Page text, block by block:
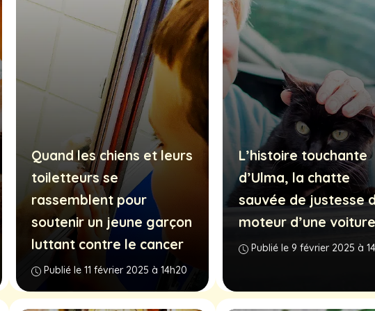
Quand les chiens et leurs
toiletteurs se
rassemblent pour
soutenir un jeune garçon
luttant contre le cancer
Publié le 11 février 2025 à 14h20
L’histoire touchante
d’Ulma, la chatte
sauvée de justesse
moteur d’une voiture
Publié le 9 février 2025 à